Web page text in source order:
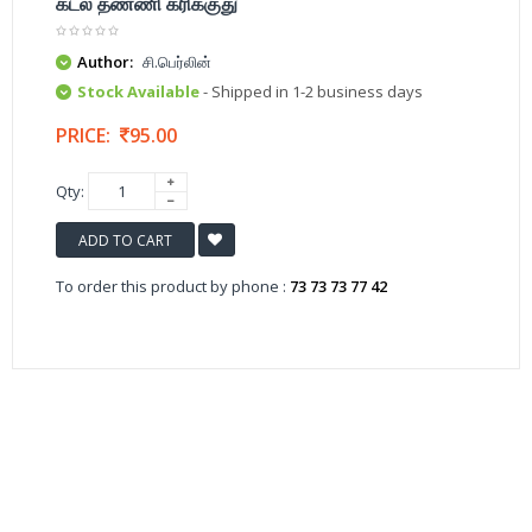
Author: சி.பெர்லின்
Stock Available- Shipped in 1-2 business days
PRICE: 95.00
Qty:
ADD TO CART
To order this product by phone : 73 73 73 77 42